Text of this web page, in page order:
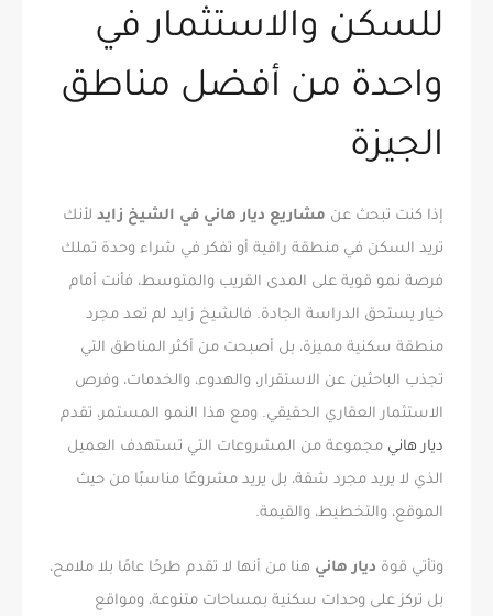
للسكن والاستثمار في
واحدة من أفضل مناطق
الجيزة
إذا كنت تبحث عن مشاريع ديار هاني في الشيخ زايد لأنك
تريد السكن في منطقة راقية أو تفكر في شراء وحدة تملك
فرصة نمو قوية على المدى القريب والمتوسط، فأنت أمام
خيار يستحق الدراسة الجادة. فالشيخ زايد لم تعد مجرد
منطقة سكنية مميزة، بل أصبحت من أكثر المناطق التي
تجذب الباحثين عن الاستقرار، والهدوء، والخدمات، وفرص
الاستثمار العقاري الحقيقي. ومع هذا النمو المستمر، تقدم
ديار هاني مجموعة من المشروعات التي تستهدف العميل
الذي لا يريد مجرد شقة، بل يريد مشروعًا مناسبًا من حيث
الموقع، والتخطيط، والقيمة.
وتأتي قوة ديار هاني هنا من أنها لا تقدم طرحًا عامًا بلا ملامح،
بل تركز على وحدات سكنية بمساحات متنوعة، ومواقع